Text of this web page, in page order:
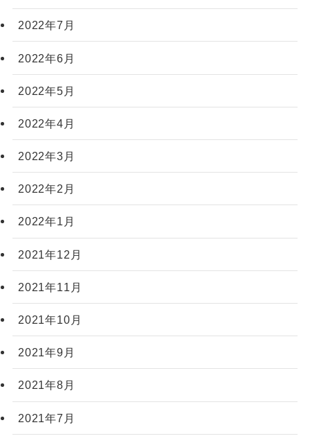
2022年7月
2022年6月
2022年5月
2022年4月
2022年3月
2022年2月
2022年1月
2021年12月
2021年11月
2021年10月
2021年9月
2021年8月
2021年7月